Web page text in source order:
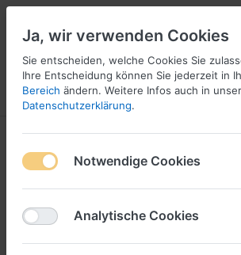
Menü Anmelden Vergleichen
Ja, wir verwenden Cookies
Sie entscheiden, welche Cookies Sie
Ihre Entscheidung können Sie jederzeit in
Bereich ändern. Weitere Infos auch in
Datenschutzerklärung.
Notwendige Cookies
Analytische Cookies